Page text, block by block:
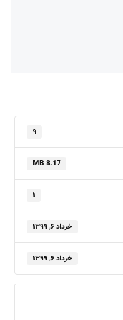
۹
8.17 MB
۱
خرداد ۶, ۱۳۹۹
خرداد ۶, ۱۳۹۹